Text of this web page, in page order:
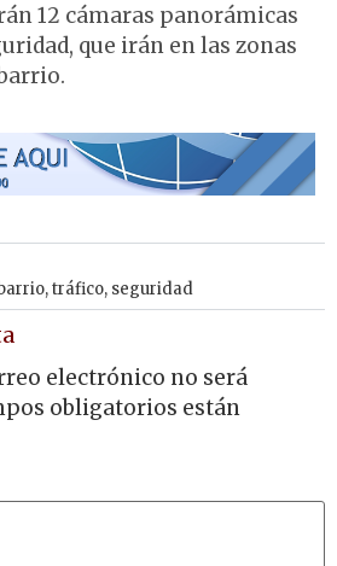
12 cámaras panorámicas
que irán en las zonas
,tráfico, seguridad
electrónico no será
obligatorios están